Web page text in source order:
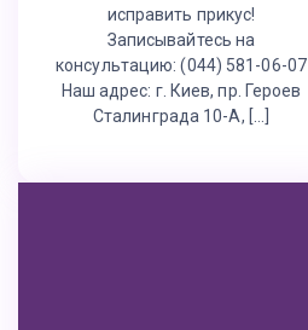
исправить прикус!
Записывайтесь на
консультацию: (044) 581-06-07
Наш адрес: г. Киев, пр. Героев
Сталинграда 10-А, […]